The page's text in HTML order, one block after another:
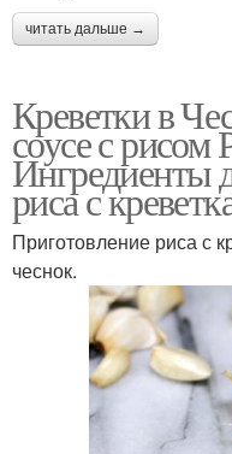
читать дальше →
Креветки в
соусе с рисом
Ингредиенты
риса с
Приготовление риса с
чеснок.